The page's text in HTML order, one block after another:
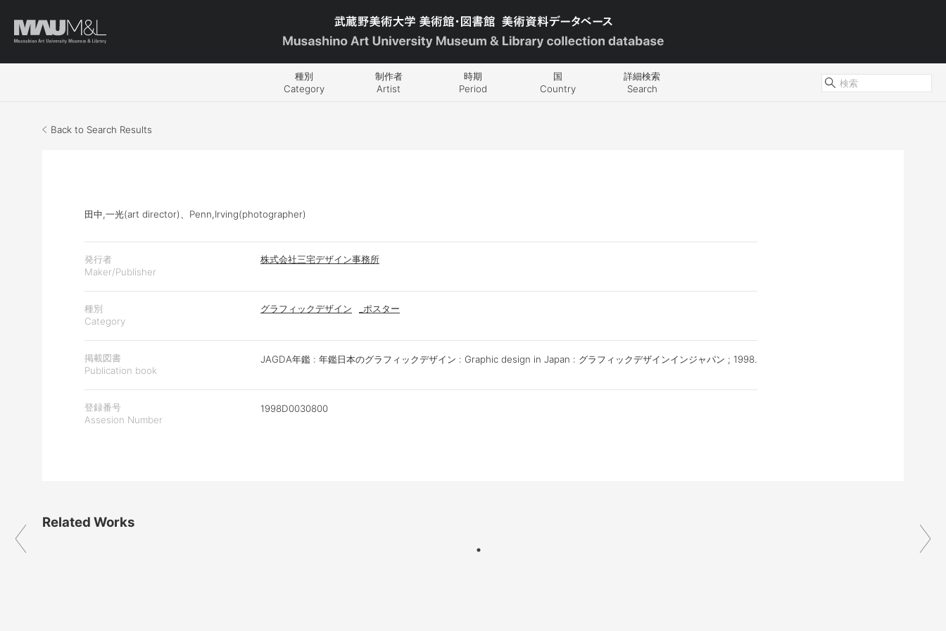
種別
Category
制作者
Artist
時期
Period
国
Country
詳細検索
Search
Back to Search Results
田中,一光(art director) Penn,Irving(photographer)
発行者
Maker/Publisher
株式会社三宅デザイン事務所
種別
Category
グラフィックデザイン _ポスター
掲載図書
Publication book
JAGDA年鑑 : 年鑑日本のグラフィックデザイン : Graphic design in Japan : グラフィックデザインインジャパン ; 1998.
登録番号
Assesion Number
1998D0030800
Related Works